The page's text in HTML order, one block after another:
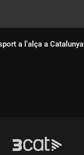
a l'alça a Catalunya